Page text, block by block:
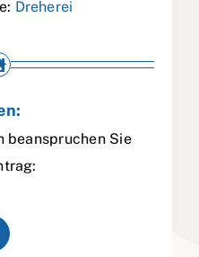
Dreherei
beanspruchen Sie